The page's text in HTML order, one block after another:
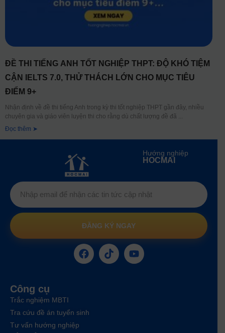
ĐỀ THI TIẾNG ANH TỐT NGHIỆP THPT: ĐỘ KHÓ TIỆM
CẬN IELTS 7.0, THỬ THÁCH LỚN CHO MỤC TIÊU
ĐIỂM 9+
Nhận định về đề thi tiếng Anh trong kỳ thi tốt nghiệp THPT gần đây, nhiều
chuyên gia và giáo viên luyện thi cho rằng dù chất lượng đề đã
Đọc thêm ➤
Hướng nghiệp
HOCMAI
ĐĂNG KÝ NGAY
Công cụ
Trắc nghiệm MBTI
Tra cứu đề án tuyển sinh
Tư vấn hướng nghiệp